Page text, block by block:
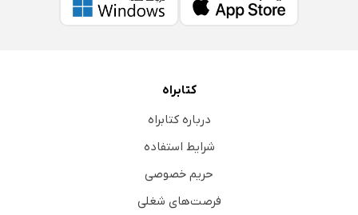
کتابراه
درباره کتابراه
شرایط استفاده
حریم خصوصی
فرصت‌های شغلی